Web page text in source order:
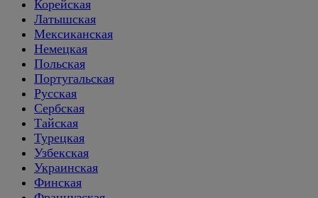
Корейская
Латышская
Мексиканская
Немецкая
Польская
Португальская
Русская
Сербская
Тайская
Турецкая
Узбекская
Украинская
Финская